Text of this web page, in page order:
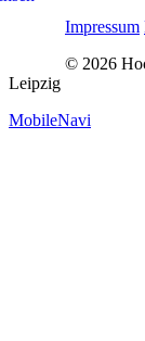
Impressum
© 2026
Leipzig
MobileNavi